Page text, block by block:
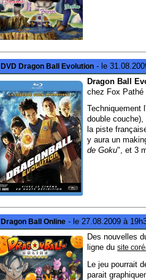
DVD Dragon Ball Evolution - le
Dragon Ball
chez Fox Pathé
Techniquement
double
la piste
y aura un
de Goku", et 3
Dragon Ball Online - le 27.08.2009 à
Des nouvelles
ligne du site
Le jeu pourrait
parait